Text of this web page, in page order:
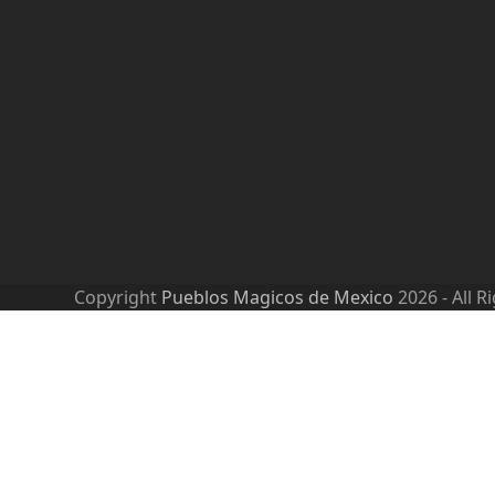
Copyright Pueblos Magicos de Mexico 2026 - All